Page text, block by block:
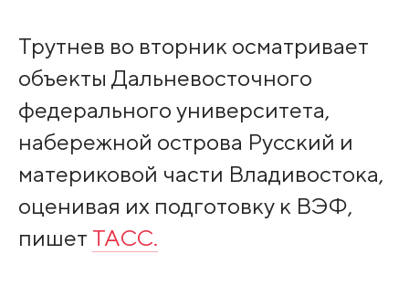
Трутнев во вторник осматривает
объекты Дальневосточного
федерального университета,
набережной острова Русский и
материковой части Владивостока,
оценивая их подготовку к ВЭФ,
пишет ТАСС.